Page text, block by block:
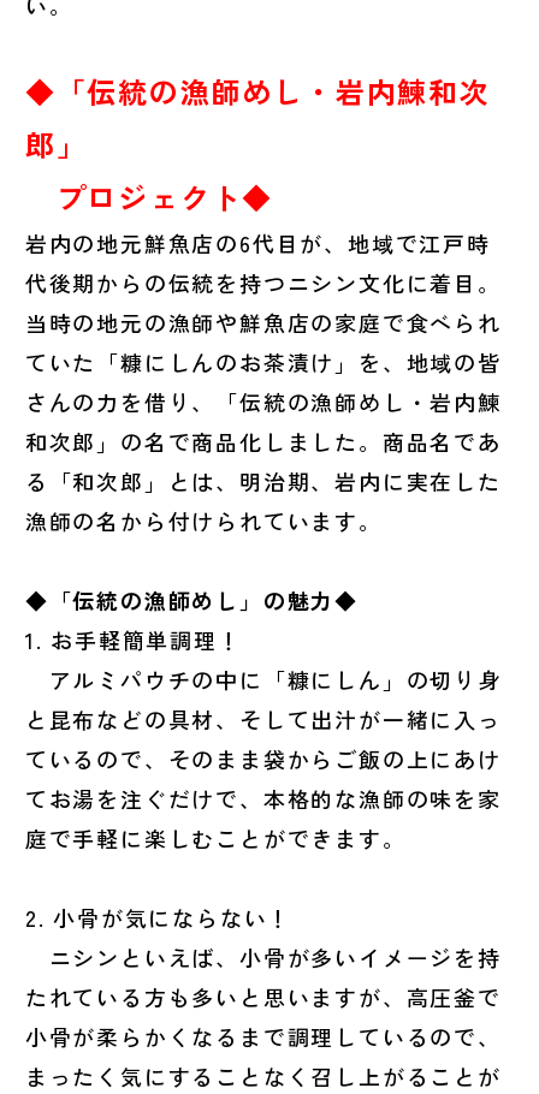
◆「伝統の漁師めし・岩内鰊和次
郎」
プロジェクト◆
岩内の地元鮮魚店の6代目が、地域で江戸時
代後期からの伝統を持つニシン文化に着目。
当時の地元の漁師や鮮魚店の家庭で食べられ
ていた「糠にしんのお茶漬け」を、地域の皆
さんの力を借り、「伝統の漁師めし・岩内鰊
和次郎」の名で商品化しました。商品名であ
る「和次郎」とは、明治期、岩内に実在した
漁師の名から付けられています。
◆「伝統の漁師めし」の魅力◆
1. お手軽簡単調理！
アルミパウチの中に「糠にしん」の切り身
と昆布などの具材、そして出汁が一緒に入っ
ているので、そのまま袋からご飯の上にあけ
てお湯を注ぐだけで、本格的な漁師の味を家
庭で手軽に楽しむことができます。
2. 小骨が気にならない！
ニシンといえば、小骨が多いイメージを持
たれている方も多いと思いますが、高圧釜で
小骨が柔らかくなるまで調理しているので、
まったく気にすることなく召し上がることが